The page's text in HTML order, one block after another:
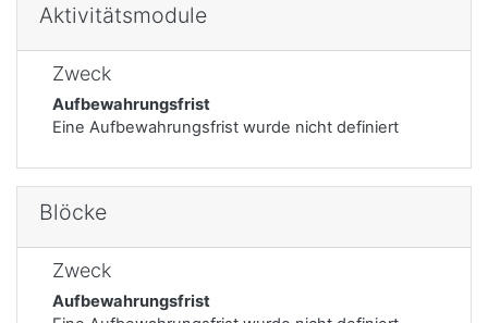
Aktivitätsmodule
Zweck
Aufbewahrungsfrist
Eine Aufbewahrungsfrist wurde nicht definiert
Blöcke
Zweck
Aufbewahrungsfrist